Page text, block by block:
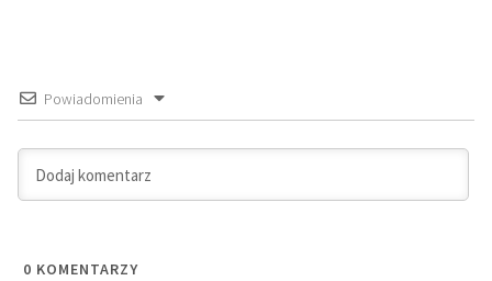
Powiadomienia
0 KOMENTARZY